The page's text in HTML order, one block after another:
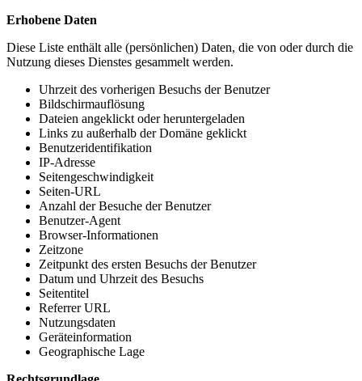
Erhobene Daten
Diese Liste enthält alle (persönlichen) Daten, die von oder durch die
Nutzung dieses Dienstes gesammelt werden.
Uhrzeit des vorherigen Besuchs der Benutzer
Bildschirmauflösung
Dateien angeklickt oder heruntergeladen
Links zu außerhalb der Domäne geklickt
Benutzeridentifikation
IP-Adresse
Seitengeschwindigkeit
Seiten-URL
Anzahl der Besuche der Benutzer
Benutzer-Agent
Browser-Informationen
Zeitzone
Zeitpunkt des ersten Besuchs der Benutzer
Datum und Uhrzeit des Besuchs
Seitentitel
Referrer URL
Nutzungsdaten
Geräteinformation
Geographische Lage